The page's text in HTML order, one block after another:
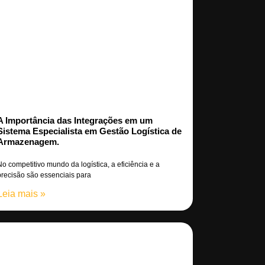
Importância das Integrações em um
Especialista em Gestão Logística de
competitivo mundo da logística, a eficiência e a
são essenciais para
mais »